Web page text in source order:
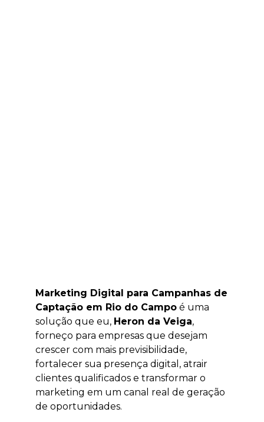
Marketing Digital para Campanhas de
Captação em Rio do Campo é uma
solução que eu, Heron da Veiga,
forneço para empresas que desejam
crescer com mais previsibilidade,
fortalecer sua presença digital, atrair
clientes qualificados e transformar o
marketing em um canal real de geração
de oportunidades.